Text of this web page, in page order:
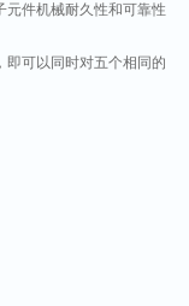
元件机械耐久性和可靠性
即可以同时对‌五个相同的
试。